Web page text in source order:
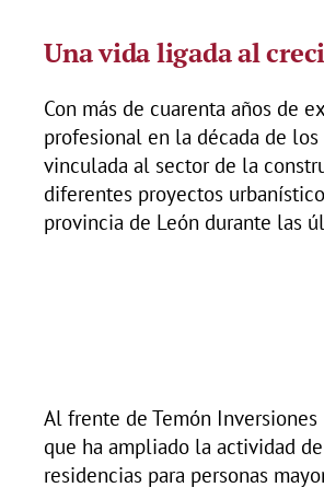
Una vida ligada al
Con más de cuarenta años de
profesional en la década de
vinculada al sector de la
diferentes proyectos
provincia de León durante las
Al frente de Temón
que ha ampliado la actividad
residencias para personas